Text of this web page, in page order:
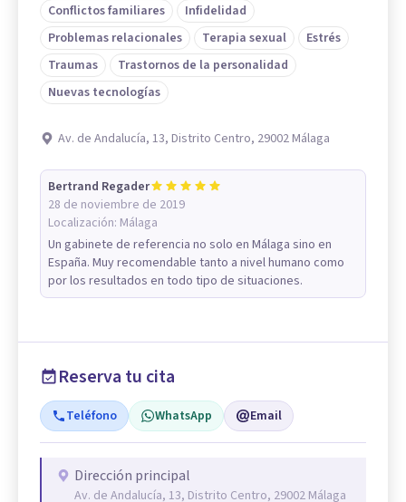
Conflictos familiares
Infidelidad
Problemas relacionales
Terapia sexual
Estrés
Traumas
Trastornos de la personalidad
Nuevas tecnologías
Av. de Andalucía, 13, Distrito Centro, 29002 Málaga
Bertrand Regader
28 de noviembre de 2019
Localización: Málaga
Un gabinete de referencia no solo en Málaga sino en
España. Muy recomendable tanto a nivel humano como
por los resultados en todo tipo de situaciones.
Reserva tu cita
Teléfono WhatsApp Email
Dirección principal
Av. de Andalucía, 13, Distrito Centro, 29002 Málaga